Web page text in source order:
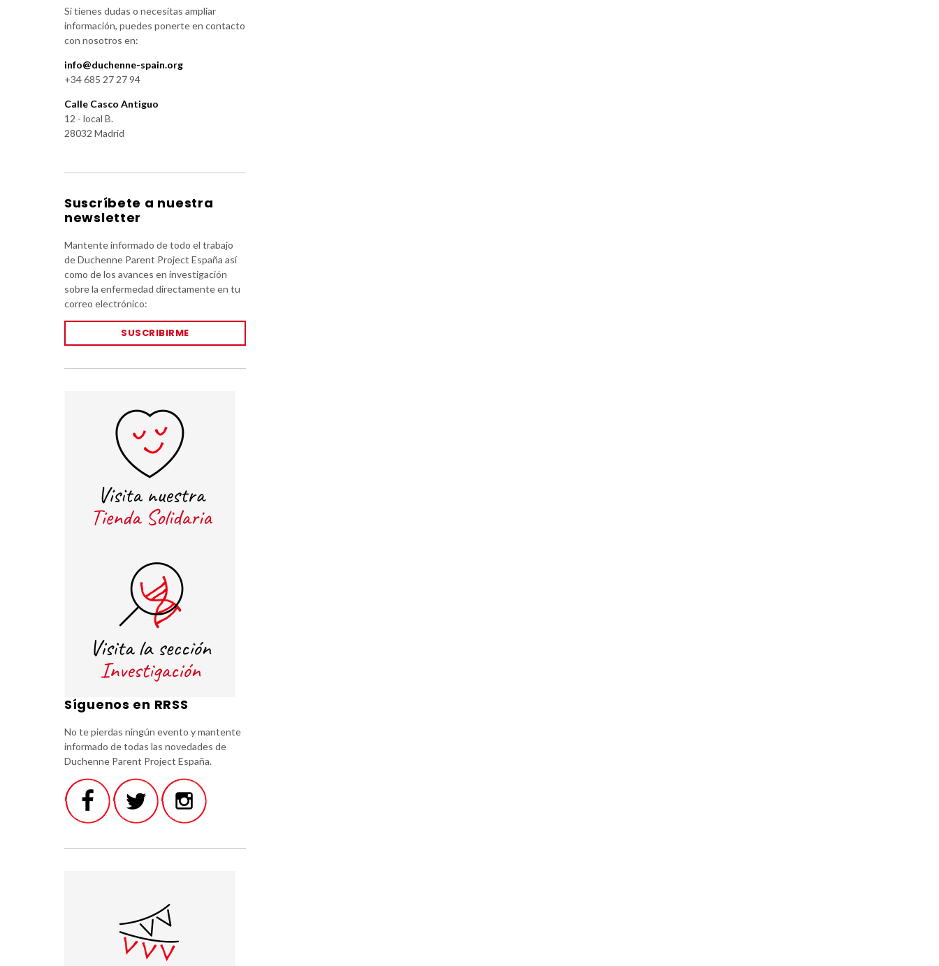
Si tienes dudas o necesitas ampliar
información, puedes ponerte en contacto
con nosotros en:
info@duchenne-spain.org
+34 685 27 27 94
Calle Casco Antiguo
12 - local B.
28032 Madrid
Suscríbete a nuestra
newsletter
Mantente informado de todo el trabajo
de Duchenne Parent Project España así
como de los avances en investigación
sobre la enfermedad directamente en tu
correo electrónico:
SUSCRIBIRME
Síguenos en RRSS
No te pierdas ningún evento y mantente
informado de todas las novedades de
Duchenne Parent Project España.